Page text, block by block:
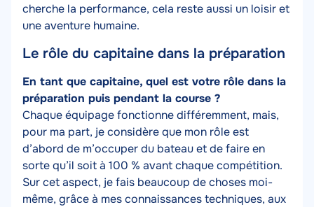
cherche la performance, cela reste aussi un loisir et
une aventure humaine.
Le rôle du capitaine dans la préparation
Texte
En tant que capitaine, quel est votre rôle dans la
préparation puis pendant la course ?
Chaque équipage fonctionne différemment, mais,
pour ma part, je considère que mon rôle est
d’abord de m’occuper du bateau et de faire en
sorte qu’il soit à 100 % avant chaque compétition.
Sur cet aspect, je fais beaucoup de choses moi-
même, grâce à mes connaissances techniques, aux